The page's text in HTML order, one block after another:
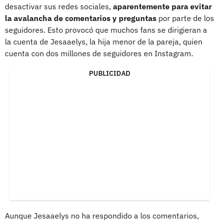
desactivar sus redes sociales, aparentemente para evitar
la avalancha de comentarios y preguntas por parte de los
seguidores. Esto provocó que muchos fans se dirigieran a
la cuenta de Jesaaelys, la hija menor de la pareja, quien
cuenta con dos millones de seguidores en Instagram.
PUBLICIDAD
Aunque Jesaaelys no ha respondido a los comentarios,